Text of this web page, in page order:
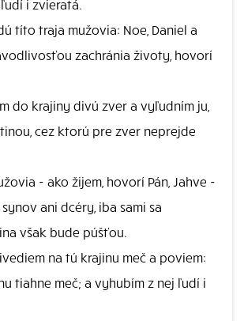
i zvieratá.
títo traja mužovia: Noe, Daniel a
zachránia životy, hovorí
do krajiny divú zver a vyľudním ju,
cez ktorú pre zver neprejde
- ako žijem, hovorí Pán, Jahve -
ani dcéry, iba sami sa
však bude púšťou.
na tú krajinu meč a poviem:
tiahne meč; a vyhubím z nej ľudí i